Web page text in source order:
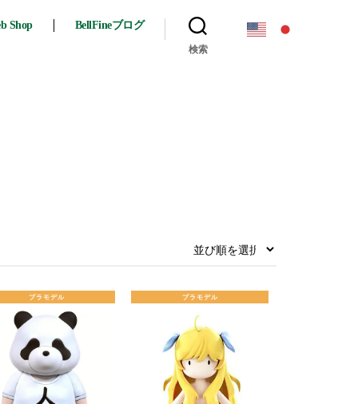
Shop BellFineブログ
検索
プラモデル プラモデル